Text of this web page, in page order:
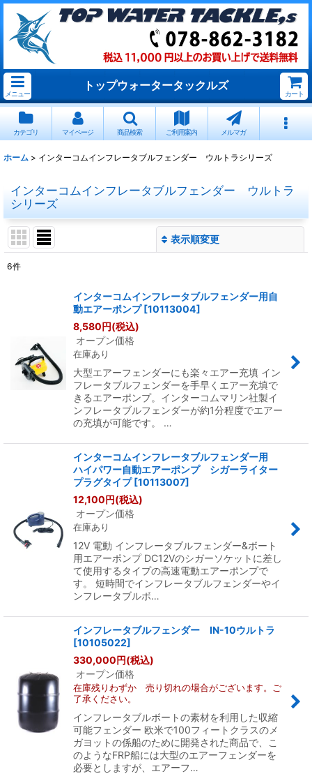
メニュー
トップウォータータックルズ
カート
カテゴリ マイページ 商品検索 ご利用案内 メルマガ
ホーム > インターコムインフレータブルフェンダー ウルトラシリーズ
インターコムインフレータブルフェンダー ウルトラ
シリーズ
表示順変更
6件
インターコムインフレータブルフェンダー用自
動エアーポンプ [10113004]
8,580円(税込)
オープン価格
在庫あり
大型エアーフェンダーにも楽々エアー充填 イン
フレータブルフェンダーを手早くエアー充填で
きるエアーポンプ。インターコムマリン社製イ
ンフレータブルフェンダーが約1分程度でエアー
の充填が可能です。 …
インターコムインフレータブルフェンダー用
ハイパワー自動エアーポンプ シガーライター
プラグタイプ [10113007]
12,100円(税込)
オープン価格
在庫あり
12V 電動 インフレータブルフェンダー&ボート
用エアーポンプ DC12Vのシガーソケットに差し
て使用するタイプの高速電動エアーポンプで
す。 短時間でインフレータブルフェンダーやイ
ンフレータブルボ…
インフレータブルフェンダー IN-10ウルトラ
[10105022]
330,000円(税込)
オープン価格
在庫残りわずか 売り切れの場合がございます。ご
了承ください。
インフレータブルボートの素材を利用した収縮
可能フェンダー 欧米で100フィートクラスのメ
ガヨットの係船のために開発された商品で、こ
のようなFRP船には大型のエアーフェンダーを
必要としますが、エアーフ…